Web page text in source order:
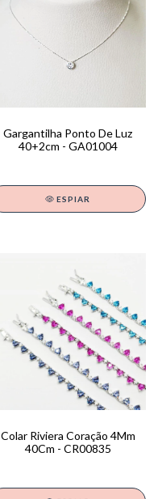
Gargantilha Ponto De Luz
40+2cm - GA01004
ESPIAR
Colar Riviera Coração 4Mm
40Cm - CR00835